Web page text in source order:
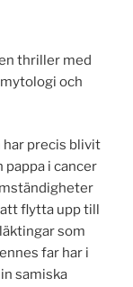
thriller med
och
har precis blivit
i cancer
flytta upp till
som
far har i
samiska